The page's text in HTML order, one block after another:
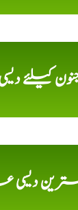
جنون کیلئے
دیسی